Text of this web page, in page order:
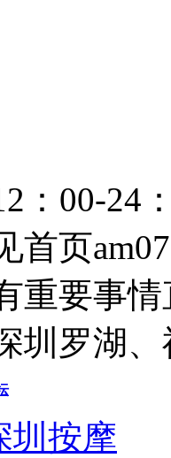
：00-24
首页
重要事
圳罗湖
圳按摩